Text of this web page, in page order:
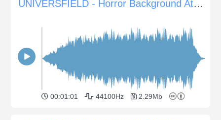
UNIVERSFIELD - Horror Background Atmosphere 6
00:01:01 44100Hz 2.29Mb